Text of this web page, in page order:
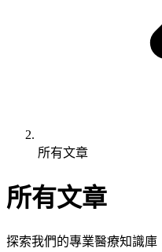
所有文章
所有文章
探索我們的專業醫療知識